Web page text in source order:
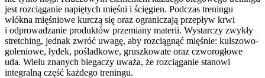
jest rozciąganie napiętych mięśni i ścięgien. Podczas treningu
włókna mięśniowe kurczą się oraz ograniczają przepływ krwi
i odprowadzanie produktów przemiany materii. Wystarczy zwykły
stretching, jednak zwróć uwagę, aby rozciągnąć mięśnie: kulszowo-
goleniowe, łydek, pośladkowe, gruszkowate oraz czworogłowe
uda. Wielu znanych biegaczy uważa, że rozciąganie stanowi
integralną część każdego treningu.